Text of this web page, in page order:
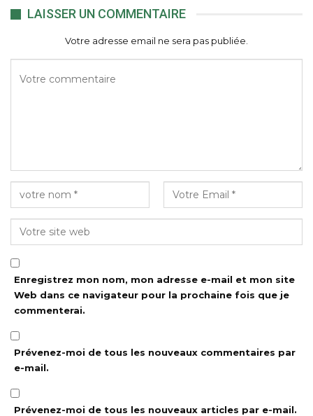
LAISSER UN COMMENTAIRE
Votre adresse email ne sera pas publiée.
Enregistrez mon nom, mon adresse e-mail et mon site
Web dans ce navigateur pour la prochaine fois que je
commenterai.
Prévenez-moi de tous les nouveaux commentaires par
e-mail.
Prévenez-moi de tous les nouveaux articles par e-mail.